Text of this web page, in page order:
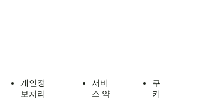
개인정
보처리
서비
스 약
쿠
키